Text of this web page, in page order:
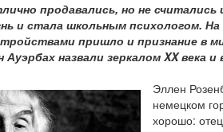
продавались, но не считались
и стала школьным психологом.
пришло и признание в
назвали зеркалом XX века
Эллен
немецком
хорошо: